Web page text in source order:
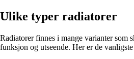
Ulike typer radiatorer
Radiatorer finnes i mange varianter som
funksjon og utseende. Her er de